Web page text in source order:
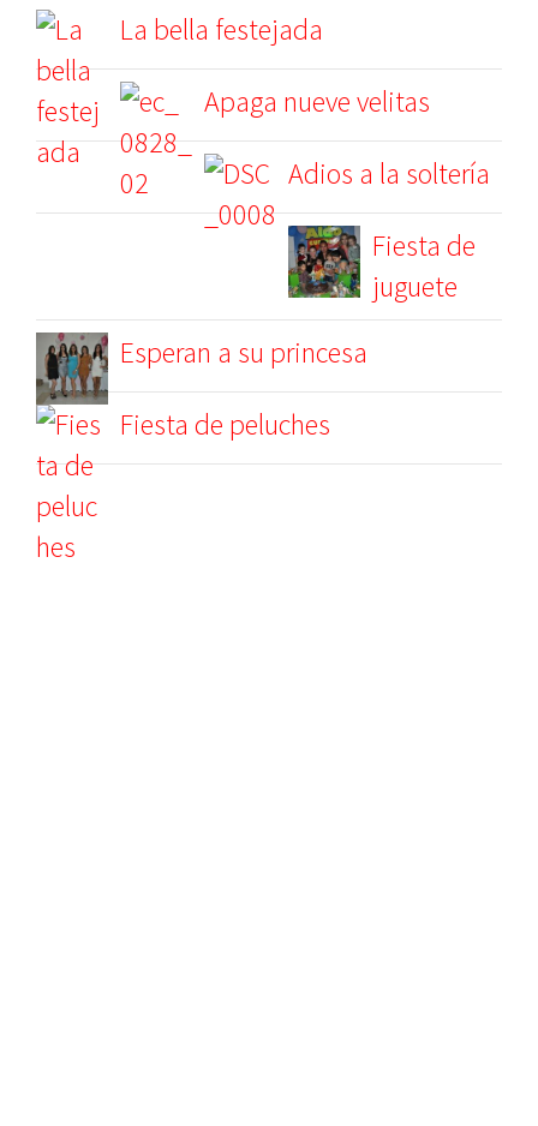
La bella festejada
Apaga nueve velitas
Adios a la soltería
Fiesta de
juguete
Esperan a su princesa
Fiesta de peluches